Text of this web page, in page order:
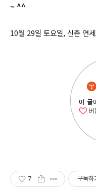
~ ^^
10월 29일 토요일, 신촌 연
7 구독하